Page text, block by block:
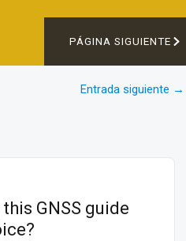
PÁGINA SIGUIENTE
Entrada siguiente →
GNSS guide